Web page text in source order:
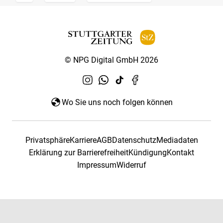
© NPG Digital GmbH 2026
Wo Sie uns noch folgen können
PrivatsphäreKarriereAGBDatenschutzMediadaten
Erklärung zur BarrierefreiheitKündigungKontakt
ImpressumWiderruf